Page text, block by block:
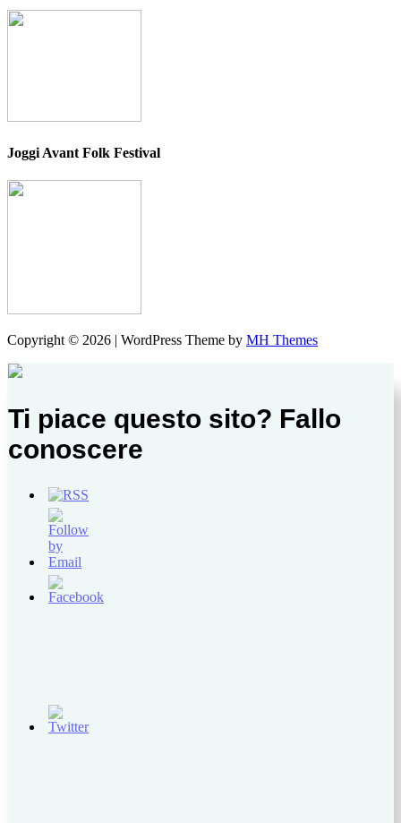
Joggi Avant Folk Festival
Copyright © 2026 | WordPress Theme by MH Themes
Ti piace questo sito? Fallo
conoscere